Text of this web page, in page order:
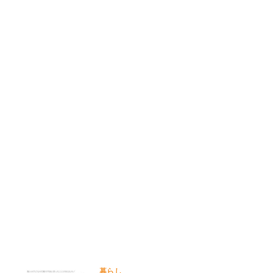
暮らし